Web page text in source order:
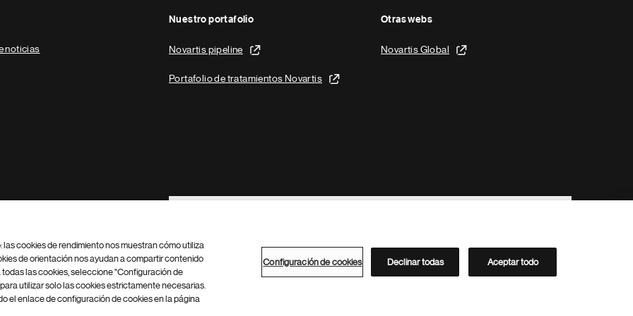
noticias
Nuestro portafolio
Novartis pipeline
Portafolio de tratamientos Novartis
Otras webs
Novartis Global
Footer Site Search
Configuración de cookies Mapa del sitio
Directorio de Novartis
cookies de rendimiento nos muestran cómo utiliza
de orientación nos ayudan a compartir contenido
las cookies, seleccione "Configuración de
utilizar solo las cookies estrictamente necesarias.
el enlace de configuración de cookies en la página
Configuración de cookies Declinar todas Aceptar todo